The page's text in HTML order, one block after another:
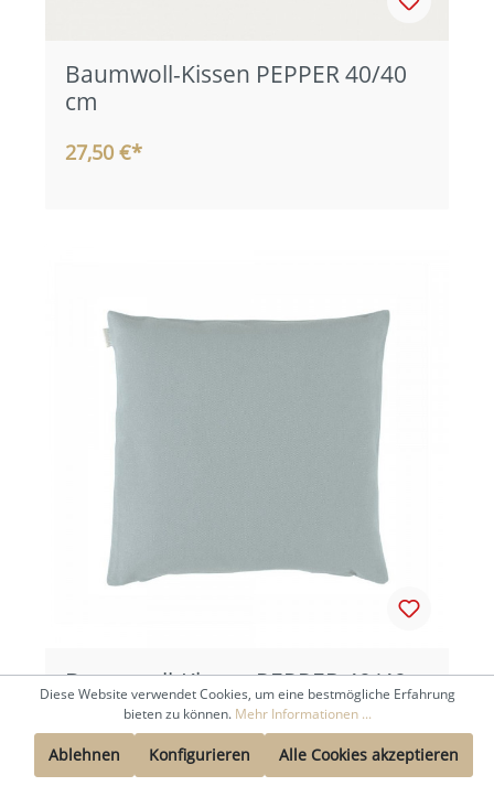
Baumwoll-Kissen PEPPER 40/40
cm
27,50 €*
Baumwoll-Kissen PEPPER 40/40
cm
27,50 €*
Diese Website verwendet Cookies, um eine bestmögliche Erfahrung
bieten zu können. Mehr Informationen ...
Ablehnen Konfigurieren Alle Cookies akzeptieren